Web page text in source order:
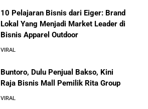
Strategi Branding dan
yang Bisa Kamu Tiru
Kuadran dari Karyawan ke
Bisnis dari Nol: Panduan
10 Pelajaran Bisnis dari Eiger: Brand
Lokal Yang Menjadi Market Leader di
Bisnis Apparel Outdoor
VIRAL
Buntoro, Dulu Penjual Bakso, Kini
Raja Bisnis Mall Pemilik Rita Group
VIRAL